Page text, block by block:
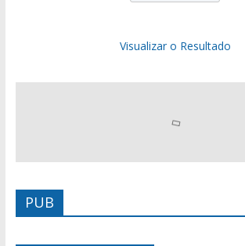
Visualizar o Resultado
PUB